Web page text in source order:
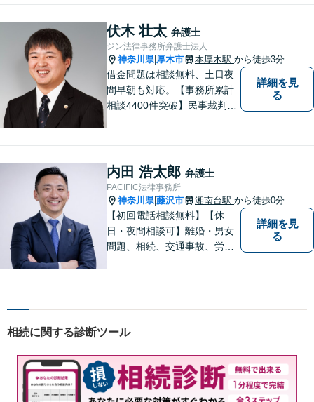
男女問題
伏木 壮太 弁護士
ジン法律事務所弁護士法人
神奈川県| 厚木市 本厚木駅 から徒歩3分
借金問題は相談無料、土日夜
間早朝も対応。【事務所累計
相談4400件突破】民事裁判／
詳細を見
る
内田 浩太郎 弁護士
PACIFIC法律事務所
神奈川県|藤沢市 湘南台駅 から徒歩0分
【初回電話相談無料】【休
日・夜間相談可】離婚・男女
問題、相続、交通事故、労働
談者様の想いや立場を丁寧に
して参ります。【湘南台駅0
分】
詳細を見
る
相続に関する診断ツール